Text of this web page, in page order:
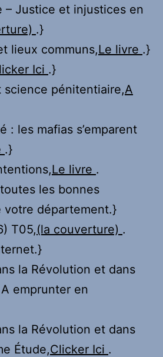
– Justice et injustices en
.}
lieux communs,Le livre .}
Ici .}
science pénitentiaire,A
: les mafias s’emparent
.}
Le livre .
les bonnes
votre département.}
T05,(la couverture) .
la Révolution et dans
emprunter en
la Révolution et dans
Étude,Clicker Ici .